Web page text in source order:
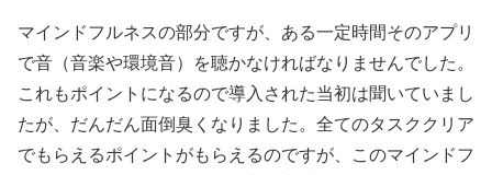
マインドフルネスの部分ですが、ある一定時間そのアプリ
で音（音楽や環境音）を聴かなければなりませんでした。
これもポイントになるので導入された当初は聞いていまし
たが、だんだん面倒臭くなりました。全てのタスククリア
でもらえるポイントがもらえるのですが、このマインドフ